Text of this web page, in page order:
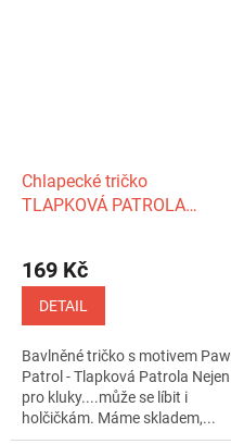
Chlapecké tričko
TLAPKOVÁ PATROLA
169 Kč
DETAIL
Bavlněné tričko s motivem Paw
Patrol - Tlapková Patrola Nejen
pro kluky....může se líbit i
holčičkám. Máme skladem,...